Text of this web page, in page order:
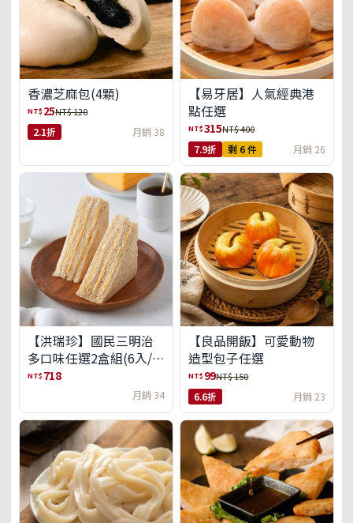
香濃芝麻包(4顆)
NT$ 25NT$ 120
2.1折 月銷 38
【易牙居】人氣經典港
點任選
NT$315NT$ 400
7.9折 剩 6 件 月銷 26
【洪瑞珍】國民三明治
多口味任選2盒組(6入/
盒)(免運)
NT$ 718
月銷 34
【良品開飯】可愛動物
造型包子任選
NT$ 99NT$ 150
6.6折 月銷 23